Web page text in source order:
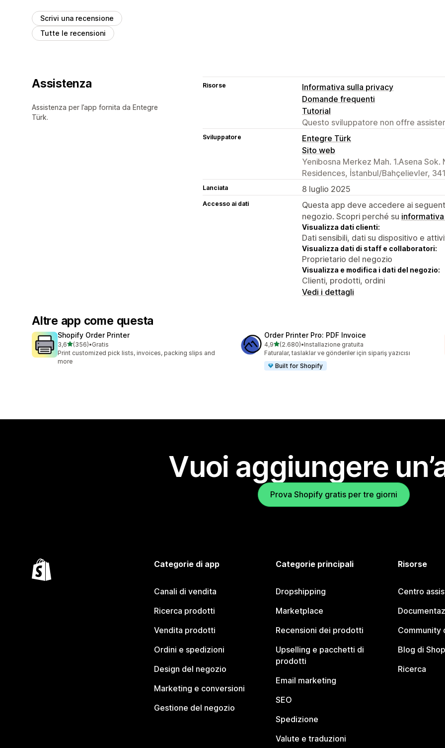
Scrivi una recensione
Tutte le recensioni
Assistenza
Assistenza per l’app fornita da Entegre
Türk.
Risorse
Informativa sulla privacy
Domande frequenti
Tutorial
Questo sviluppatore non offre
Sviluppatore
Entegre Türk
Sito web
Yenibosna Merkez Mah. 1.Asena Sok.
Residences, İstanbul/Bahçelievler,
Lanciata 8 luglio 2025
Accesso ai dati
Questa app deve accedere ai
negozio. Scopri perché su
Visualizza dati clienti:
Dati sensibili, dati su dispositivo e
Visualizza dati di staff e collaboratori:
Proprietario del negozio
Visualizza e modifica i dati del negozio:
Clienti, prodotti, ordini
Vedi i dettagli
Altre app come questa
Shopify Order Printer
3,6stelle su 5
(356)
356 recensioni totali
•Gratis
Print customized pick lists, invoices, packing slips and
more
Order Printer Pro: PDF Invoice
4,9stelle su 5
(2.680)
2680 recensioni totali
•Installazione gratuita
Faturalar, taslaklar ve gönderiler için sipariş yazıcısı
Built for Shopify
Vuoi aggiungere
Prova Shopify gratis per tre giorni
Categorie di app
Canali di vendita
Ricerca prodotti
Vendita prodotti
Ordini e spedizioni
Design del negozio
Marketing e conversioni
Gestione del negozio
Categorie principali
Dropshipping
Marketplace
Recensioni dei prodotti
Upselling e pacchetti di
prodotti
Email marketing
SEO
Spedizione
Valute e traduzioni
Risorse
Centro
Community
Blog di
Ricerca